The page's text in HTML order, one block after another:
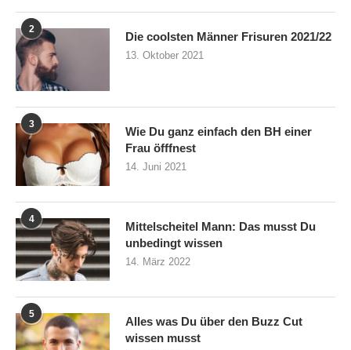
2
Die coolsten Männer Frisuren 2021/22
13. Oktober 2021
3
Wie Du ganz einfach den BH einer
Frau öfffnest
14. Juni 2021
4
Mittelscheitel Mann: Das musst Du
unbedingt wissen
14. März 2022
5
Alles was Du über den Buzz Cut
wissen musst